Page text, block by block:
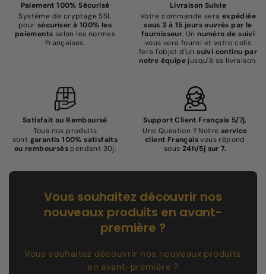
Paiement 100% Sécurisé
Système de cryptage SSL
pour sécuriser à 100% les
paiements selon les normes
Françaises.
Livraison Suivie
Votre commande sera expédiée
sous 3 à 15 jours ouvrés par le
fournisseur. Un numéro de suivi
vous sera fourni et votre colis
fera l'objet d'unsuivi continu par
notre équipe jusqu'à sa livraison.
Satisfait ou Remboursé
Tous nos produits
sont garantis 100% satisfaits
ou remboursés pendant 30j.
Support Client Français 5/7j.
Une Question ? Notre service
client Françaisvous répond
sous 24h/5j sur 7.
Vous souhaitez découvrir nos
nouveaux produits en avant-
première ?
Vous souhaitez découvrir nos nouveaux produits
en avant-première ?